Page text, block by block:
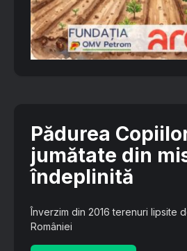
Pădurea
jumătate din
îndeplinită
Înverzim din 2016 terenuri lipsite
României